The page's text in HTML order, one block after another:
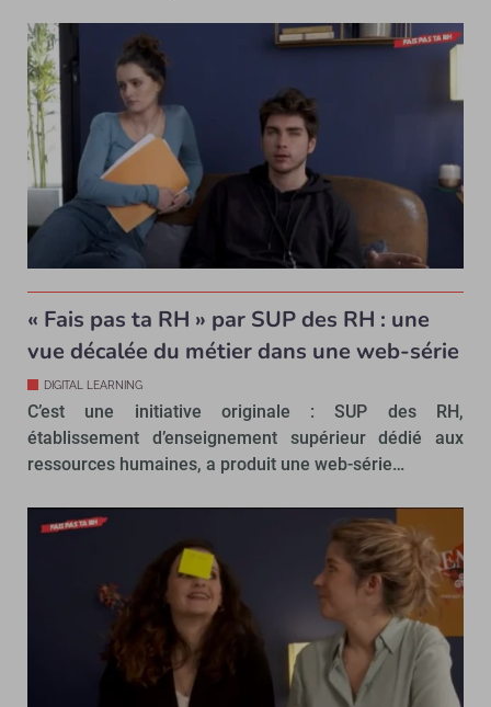
« Fais pas ta RH » par SUP des RH : une
vue décalée du métier dans une web-série
DIGITAL LEARNING
C’est une initiative originale : SUP des RH,
établissement d’enseignement supérieur dédié aux
ressources humaines, a produit une web-série…